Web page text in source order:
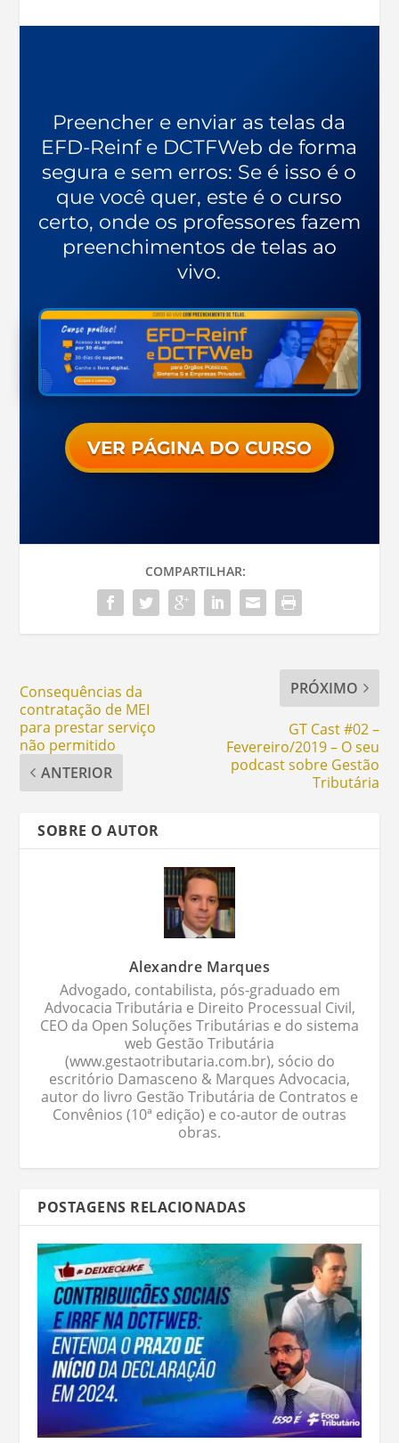
Preencher e enviar as telas da
EFD-Reinf e DCTFWeb de forma
segura e sem erros: Se é isso é o
que você quer, este é o curso
certo, onde os professores fazem
preenchimentos de telas ao
vivo.
VER PÁGINA DO CURSO
COMPARTILHAR:
Consequências da
contratação de MEI
para prestar serviço
não permitido
ANTERIOR
PRÓXIMO
GT Cast #02 –
Fevereiro/2019 – O seu
podcast sobre Gestão
Tributária
SOBRE O AUTOR
Alexandre Marques
Advogado, contabilista, pós-graduado em
Advocacia Tributária e Direito Processual Civil,
CEO da Open Soluções Tributárias e do sistema
web Gestão Tributária
(www.gestaotributaria.com.br), sócio do
escritório Damasceno & Marques Advocacia,
autor do livro Gestão Tributária de Contratos e
Convênios (10ª edição) e co-autor de outras
obras.
POSTAGENS RELACIONADAS